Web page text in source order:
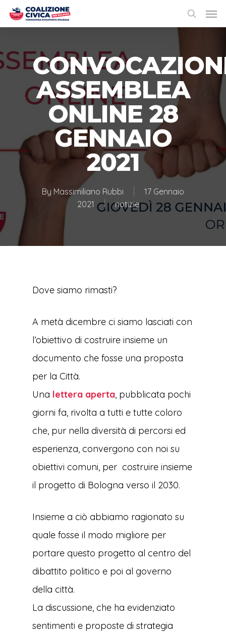
ASSEMBLEA
ONLINE 28
GENNAIO
2021
By Massimiliano Rubbi
17 Gennaio
2021
notizie
Dove siamo rimasti?
A metà dicembre ci siamo lasciati con
l’obiettivo di costruire insieme un
documento che fosse una proposta
per la Città.
Una lettera aperta, pubblicata pochi
giorni fa, rivolta a tutti e tutte coloro
che, pur nella diversità di percorsi ed
esperienza, convergono con noi su
obiettivi comuni, per costruire insieme
il progetto di Bologna verso il 2030.
Insieme a ciò abbiamo ragionato su
quale fosse il modo migliore per
portare questo progetto al centro del
dibattito politico e poi al governo
della città.
La discussione, che ha evidenziato
sentimenti e proposte di strategia